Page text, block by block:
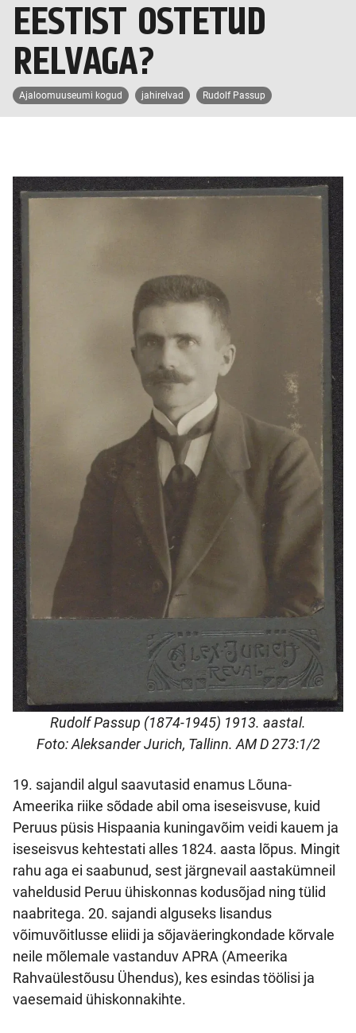
EESTIST OSTETUD
RELVAGA?
Ajaloomuuseumi kogud jahirelvad Rudolf Passup
Rudolf Passup (1874-1945) 1913. aastal.
Foto: Aleksander Jurich, Tallinn. AM D 273:1/2
19. sajandil algul saavutasid enamus Lõuna-
Ameerika riike sõdade abil oma iseseisvuse, kuid
Peruus püsis Hispaania kuningavõim veidi kauem ja
iseseisvus kehtestati alles 1824. aasta lõpus. Mingit
rahu aga ei saabunud, sest järgnevail aastakümneil
vaheldusid Peruu ühiskonnas kodusõjad ning tülid
naabritega. 20. sajandi alguseks lisandus
võimuvõitlusse eliidi ja sõjaväeringkondade kõrvale
neile mõlemale vastanduv APRA (Ameerika
Rahvaülestõusu Ühendus), kes esindas töölisi ja
vaesemaid ühiskonnakihte.